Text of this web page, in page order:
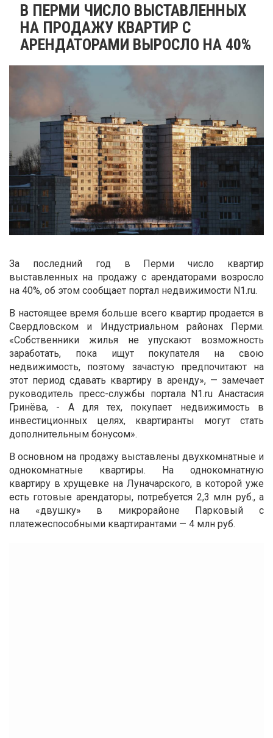
В ПЕРМИ ЧИСЛО ВЫСТАВЛЕННЫХ
НА ПРОДАЖУ КВАРТИР С
АРЕНДАТОРАМИ ВЫРОСЛО НА 40%
За последний год в Перми число квартир
выставленных на продажу с арендаторами возросло
на 40%, об этом сообщает портал недвижимости N1.ru.
В настоящее время больше всего квартир продается в
Свердловском и Индустриальном районах Перми.
«Cобственники жилья не упускают возможность
заработать, пока ищут покупателя на свою
недвижимость, поэтому зачастую предпочитают на
этот период сдавать квартиру в аренду», — замечает
руководитель пресс-службы портала N1.ru Анастасия
Гринёва, - А для тех, покупает недвижимость в
инвестиционных целях, квартиранты могут стать
дополнительным бонусом».
В основном на продажу выставлены двухкомнатные и
однокомнатные квартиры. На однокомнатную
квартиру в хрущевке на Луначарского, в которой уже
есть готовые арендаторы, потребуется 2,3 млн руб., а
на «двушку» в микрорайоне Парковый с
платежеспособными квартирантами — 4 млн руб.